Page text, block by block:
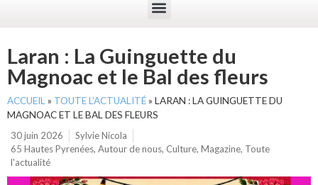
Laran : La Guinguette du
Magnoac et le Bal des fleurs
ACCUEIL » TOUTE L’ACTUALITÉ» LARAN : LA GUINGUETTE DU
MAGNOAC ET LE BAL DES FLEURS
30 juin 2026
Sylvie Nicola
65 Hautes Pyrenées, Autour de nous, Culture, Magazine, Toute
l'actualité